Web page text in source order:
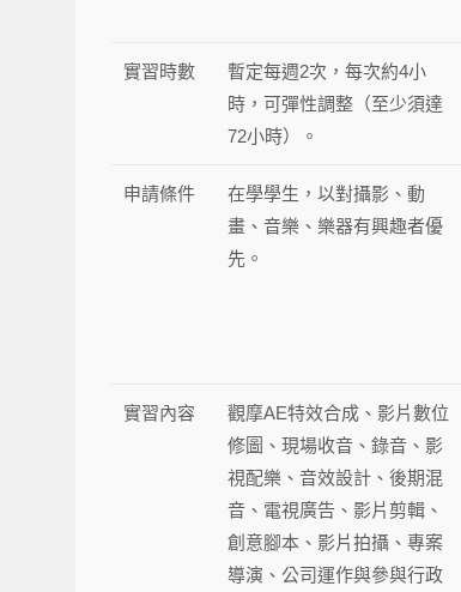
實習時數
暫定每週2次，每次約4小
時，可彈性調整（至少須達
72小時）。
申請條件
在學學生，以對攝影、動
畫、音樂、樂器有興趣者優
先。
實習內容
觀摩AE特效合成、影片數位
修圖、現場收音、錄音、影
視配樂、音效設計、後期混
音、電視廣告、影片剪輯、
創意腳本、影片拍攝、專案
導演、公司運作與參與行政